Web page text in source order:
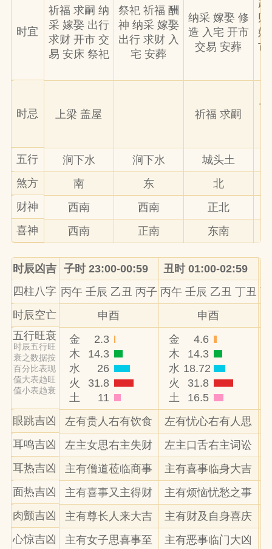
时宜
祈福 求嗣 纳
采 嫁娶 出行
求财 开市 交
易 安床 祭祀
祭祀 祈福 酬
神 纳采 嫁娶
出行 求财 入
宅 安葬
纳采 嫁娶 修
造 入宅 开市
交易 安葬
赴
财
嫁
市
时忌 上梁 盖屋 祈福 求嗣
五行 涧下水 涧下水 城头土
煞方
南 东
北
财神
西南 西南
正北
喜神
西南 正南 东南
时辰凶吉 子时 23:00-00:59 丑时 01:00-02:59
四柱八字 丙午 壬辰 乙丑 丙子 丙午 壬辰 乙丑 丁丑
时辰空亡
申酉
申酉
五行旺衰
时辰五行旺
衰之数据按
百分比表现
值大表趋旺
值小表趋衰
金
2.3
木
14.3
水
26
火
31.8
土
11
金
4.6
木
14.3
水 18.72
火
31.8
土
16.5
眼跳吉凶
左有贵人右有饮食 左有忧心右有人思
耳鸣吉凶
左主女思右主失财 左主口舌右主词讼
耳热吉凶
主有僧道莅临商事 主有喜事临身大吉
面热吉凶
主有喜事又主得财 主有烦恼忧愁之事
肉颤吉凶
主有尊长人来大吉 主有财及自身喜庆
心惊吉凶
主有女子思喜事至 主有恶事临门大凶